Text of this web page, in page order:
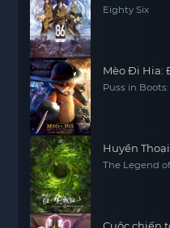
Eighty Six
Mèo Đi Hia:
Puss in
Huyền
The Legend
Cuộc chiến